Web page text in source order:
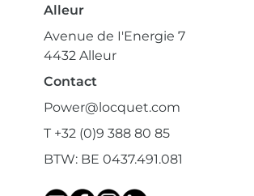
Alleur
Avenue de I'Energie 7
4432 Alleur
Contact
Power@locquet.com
T +32 (0)9 388 80 85
BTW: BE 0437.491.081